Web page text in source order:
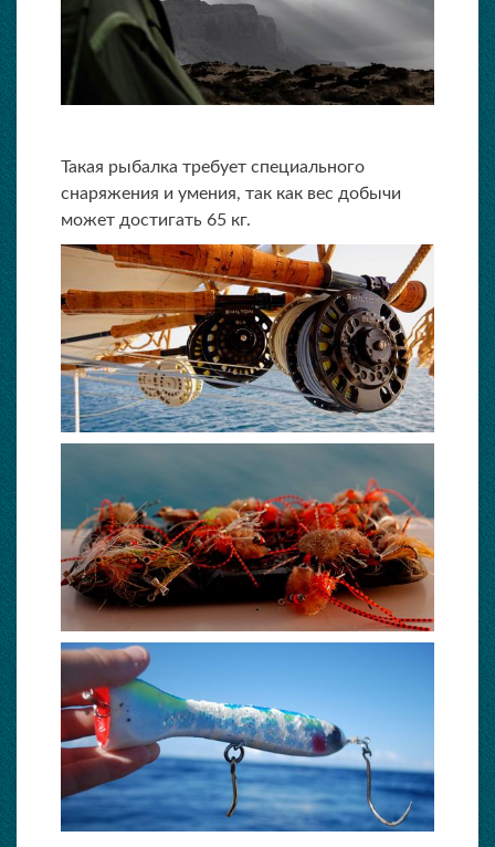
Такая рыбалка требует специального
снаряжения и умения, так как вес добычи
может достигать 65 кг.